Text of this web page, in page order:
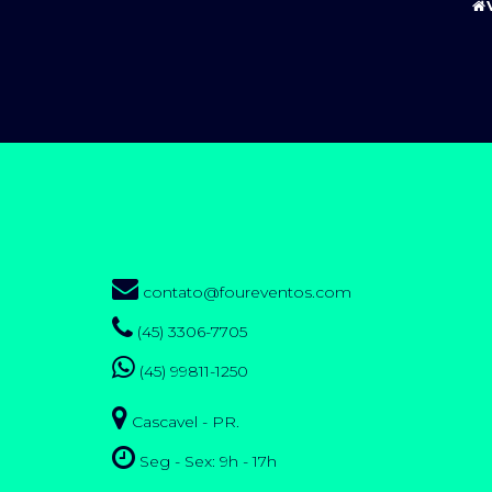
contato@foureventos.com
(45) 3306-7705
(45) 99811-1250
Cascavel - PR.
Seg - Sex: 9h - 17h